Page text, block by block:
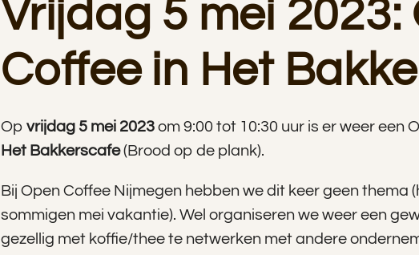
Vrijdag 5 mei 2023:
Coffee in Het
Op vrijdag 5 mei 2023 om 9:00 tot 10:30 uur is er weer een
Het Bakkerscafe(Brood op de plank).
Bij Open Coffee Nijmegen hebben we dit keer geen thema
sommigen mei vakantie). Wel organiseren we weer een
gezellig met koffie/thee te netwerken met andere